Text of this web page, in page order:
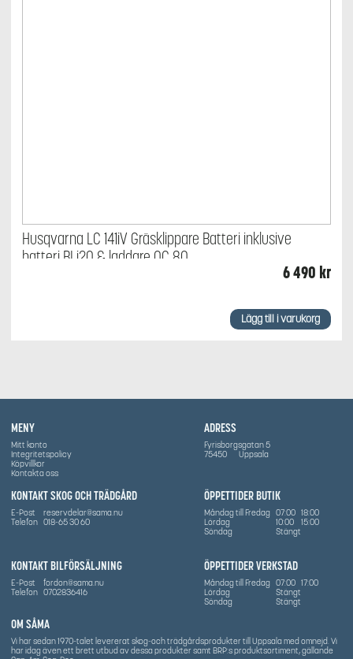
Husqvarna LC 141iV Gräsklippare Batteri inklusive
batteri BLi20 & laddare QC 80
6 490 kr
Lägg till i varukorg
MENY
Mitt konto
Integritetspolicy
Köpvillkor
Kontakta oss
ÖPPETTIDER BUTIK
Måndag till Fredag 07:00 18:00
Lördag
10:00
15:00
Söndag
Stängt
ÖPPETTIDER VERKSTAD
Måndag till Fredag 07:00 17:00
Lördag
Stängt
Söndag
Stängt
ADRESS
Fyrisborgsgatan 5
75450
Uppsala
KONTAKT SKOG OCH TRÄDGÅRD
E-Post
reservdelar@sama.nu
Telefon 018-65 30 60
KONTAKT BILFÖRSÄLJNING
E-Post
fordon@sama.nu
Telefon 0702836416
OM SÅMA
Vi har sedan 1970-talet levererat skog-och trädgårdsprodukter till Uppsala med omnejd. Vi
har idag även ett brett utbud av dessa produkter samt BRP:s produktsortiment, gällande